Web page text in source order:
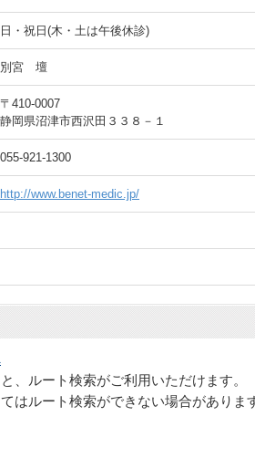
日・祝日(木・土は午後休診)
別宮 壇
〒410-0007
静岡県沼津市西沢田３３８－１
055-921-1300
http://www.benet-medic.jp/
、ルート検索がご利用いただけます。
てはルート検索ができない場合がありま